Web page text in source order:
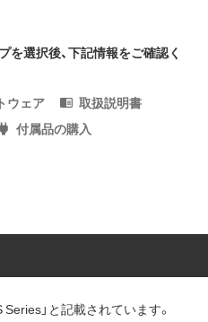
選択後、下記情報をご確認く
ウェア
取扱説明書
付属品の購入
」と記載されています。